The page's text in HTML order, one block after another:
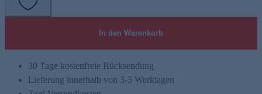
In den Warenkorb
30 Tage kostenfreie Rücksendung
Lieferung innerhalb von 3-5 Werktagen